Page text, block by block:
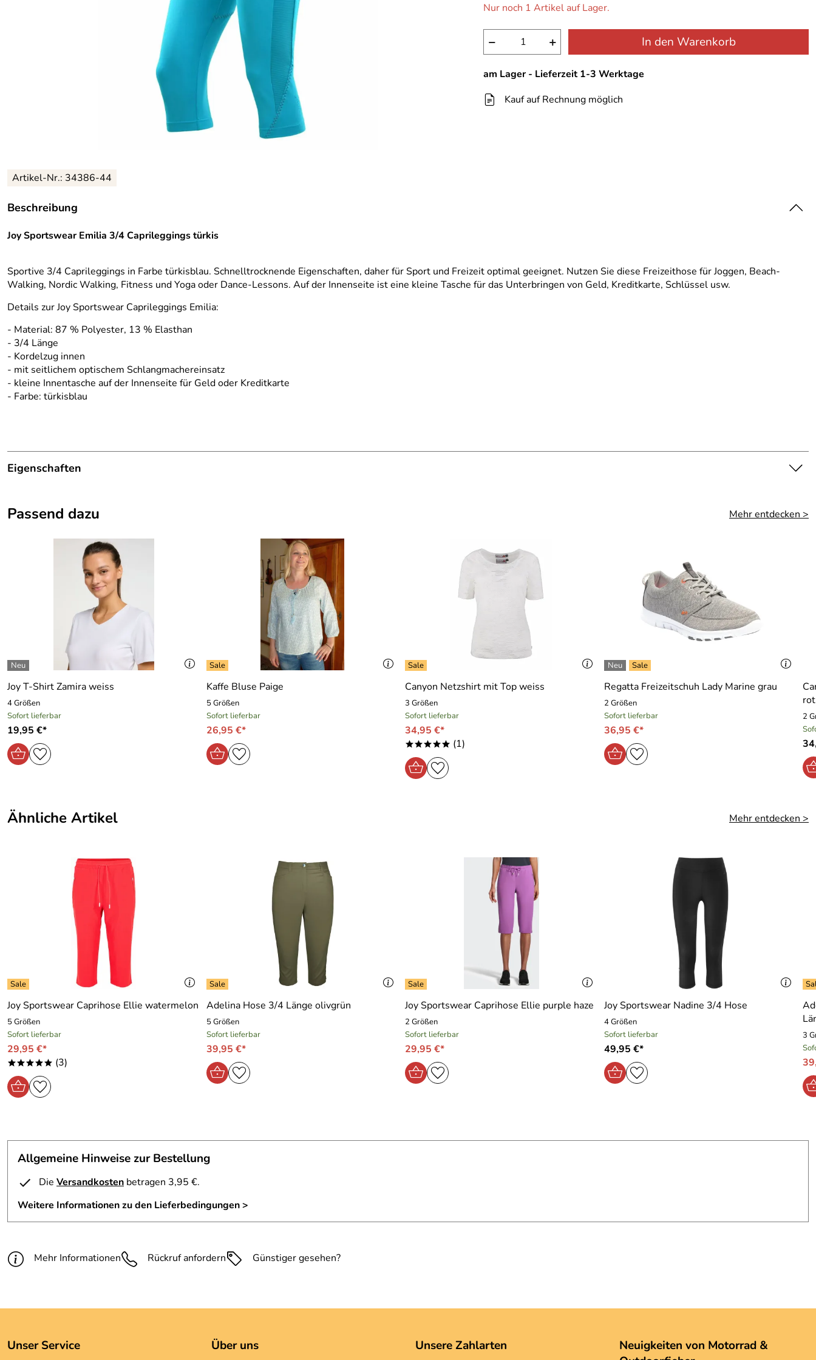
Nur noch 1 Artikel auf Lager.
− + In den Warenkorb
am Lager - Lieferzeit 1-3 Werktage
Kauf auf Rechnung möglich
Artikel-Nr.: 34386-44
Beschreibung
Joy Sportswear Emilia 3/4 Caprileggings türkis
Sportive 3/4 Caprileggings in Farbe türkisblau. Schnelltrocknende Eigenschaften, daher für Sport und Freizeit optimal geeignet. Nutzen Sie diese Freizeithose für Joggen, Beach-
Walking, Nordic Walking, Fitness und Yoga oder Dance-Lessons. Auf der Innenseite ist eine kleine Tasche für das Unterbringen von Geld, Kreditkarte, Schlüssel usw.
Details zur Joy Sportswear Caprileggings Emilia:
- Material: 87 % Polyester, 13 % Elasthan
- 3/4 Länge
- Kordelzug innen
- mit seitlichem optischem Schlangmachereinsatz
- kleine Innentasche auf der Innenseite für Geld oder Kreditkarte
- Farbe: türkisblau
Eigenschaften
Ausstattung:
kleine Innentasche
Türkisblau
Joy Sportswear
87 % Polyester, 13 % Elasthan
Passend dazu Mehr entdecken >
Joy T-Shirt Zamira weiss
4 Größen
Sofort lieferbar
19,95 €*
Kaffe Bluse Paige
5 Größen
Sofort lieferbar
26,95 €*
Canyon Netzshirt mit Top weiss
3 Größen
Sofort lieferbar
34,95 €*
***** (1)
Regatta Freizeitschuh Lady Marine grau
2 Größen
Sofort lieferbar
36,95 €*
rot
2
Ähnliche Artikel Mehr entdecken >
Joy Sportswear Caprihose Ellie watermelon
5 Größen
Sofort lieferbar
29,95 €*
***** (3)
Adelina Hose 3/4 Länge olivgrün
5 Größen
Sofort lieferbar
39,95 €*
Joy Sportswear Caprihose Ellie purple haze
2 Größen
Sofort lieferbar
29,95 €*
Joy Sportswear Nadine 3/4 Hose
4 Größen
Sofort lieferbar
49,95 €*
3
Allgemeine Hinweise zur Bestellung
Die Versandkosten betragen 3,95 €.
Weitere Informationen zu den Lieferbedingungen >
Mehr Informationen Rückruf anfordern Günstiger gesehen?
Unser Service Über uns Unsere Zahlarten
Neuigkeiten von Motorrad &